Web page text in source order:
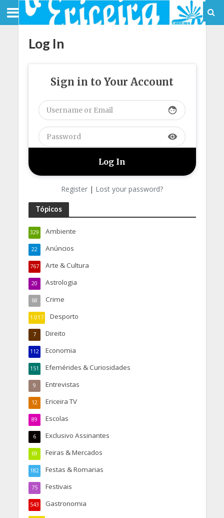
Log In
Sign in to Your Account
face
visibility
Register | Lost your password?
Tópicos
Ambiente
329
Anúncios
22
Arte & Cultura
767
Astrologia
20
Crime
68
Desporto
1.017
Direito
7
Economia
112
Efemérides & Curiosidades
151
Entrevistas
9
Ericeira TV
12
Escolas
89
Exclusivo Assinantes
6
Feiras & Mercados
69
Festas & Romarias
182
Festivais
75
Gastronomia
543